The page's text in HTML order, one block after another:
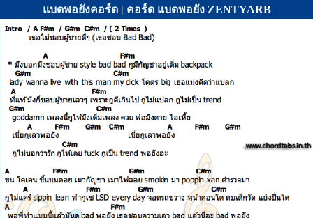
แบดพอยังคอร์ด | คอร์ด แบดพอยัง ZENTYARB